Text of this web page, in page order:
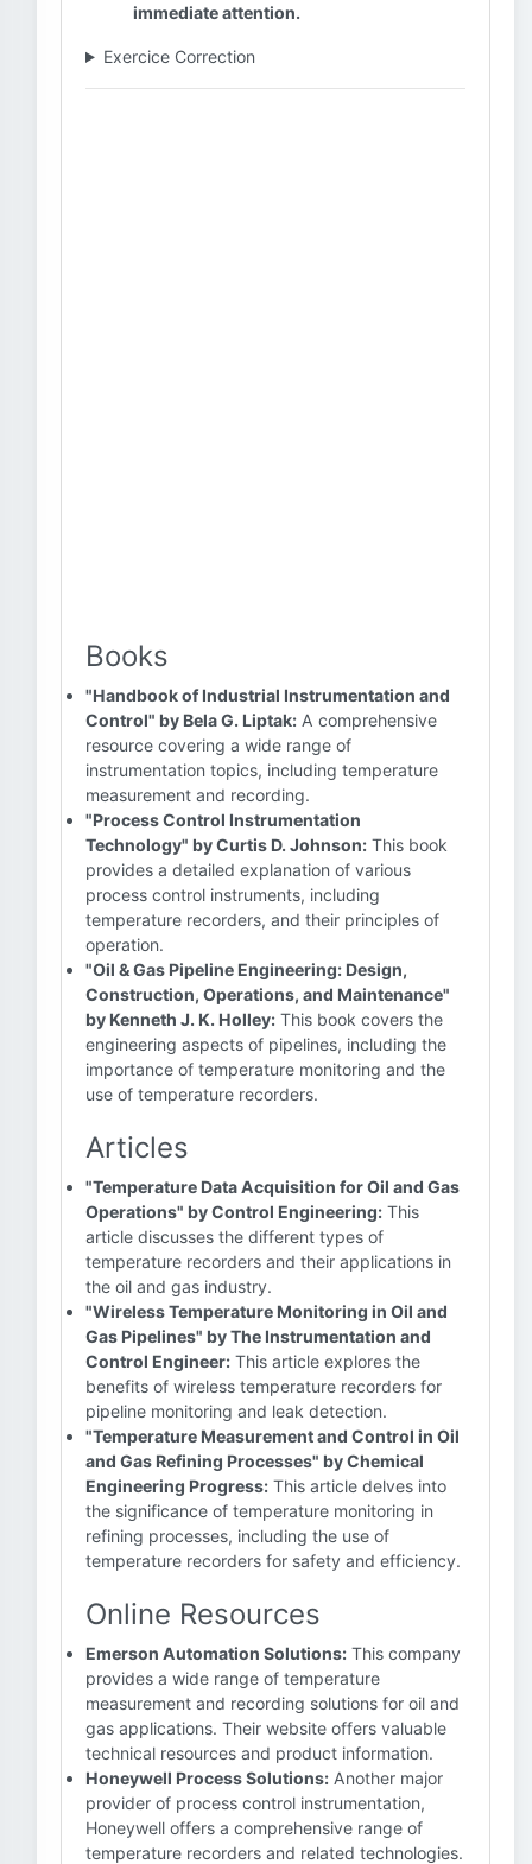
immediate attention.
Exercice Correction
Books
"Handbook of Industrial Instrumentation and
Control" by Bela G. Liptak: A comprehensive
resource covering a wide range of
instrumentation topics, including temperature
measurement and recording.
"Process Control Instrumentation
Technology" by Curtis D. Johnson: This book
provides a detailed explanation of various
process control instruments, including
temperature recorders, and their principles of
operation.
"Oil & Gas Pipeline Engineering: Design,
Construction, Operations, and Maintenance"
by Kenneth J. K. Holley: This book covers the
engineering aspects of pipelines, including the
importance of temperature monitoring and the
use of temperature recorders.
Articles
"Temperature Data Acquisition for Oil and Gas
Operations" by Control Engineering: This
article discusses the different types of
temperature recorders and their applications in
the oil and gas industry.
"Wireless Temperature Monitoring in Oil and
Gas Pipelines" by The Instrumentation and
Control Engineer: This article explores the
benefits of wireless temperature recorders for
pipeline monitoring and leak detection.
"Temperature Measurement and Control in Oil
and Gas Refining Processes" by Chemical
Engineering Progress: This article delves into
the significance of temperature monitoring in
refining processes, including the use of
temperature recorders for safety and efficiency.
Online Resources
Emerson Automation Solutions: This company
provides a wide range of temperature
measurement and recording solutions for oil and
gas applications. Their website offers valuable
technical resources and product information.
Honeywell Process Solutions: Another major
provider of process control instrumentation,
Honeywell offers a comprehensive range of
temperature recorders and related technologies.